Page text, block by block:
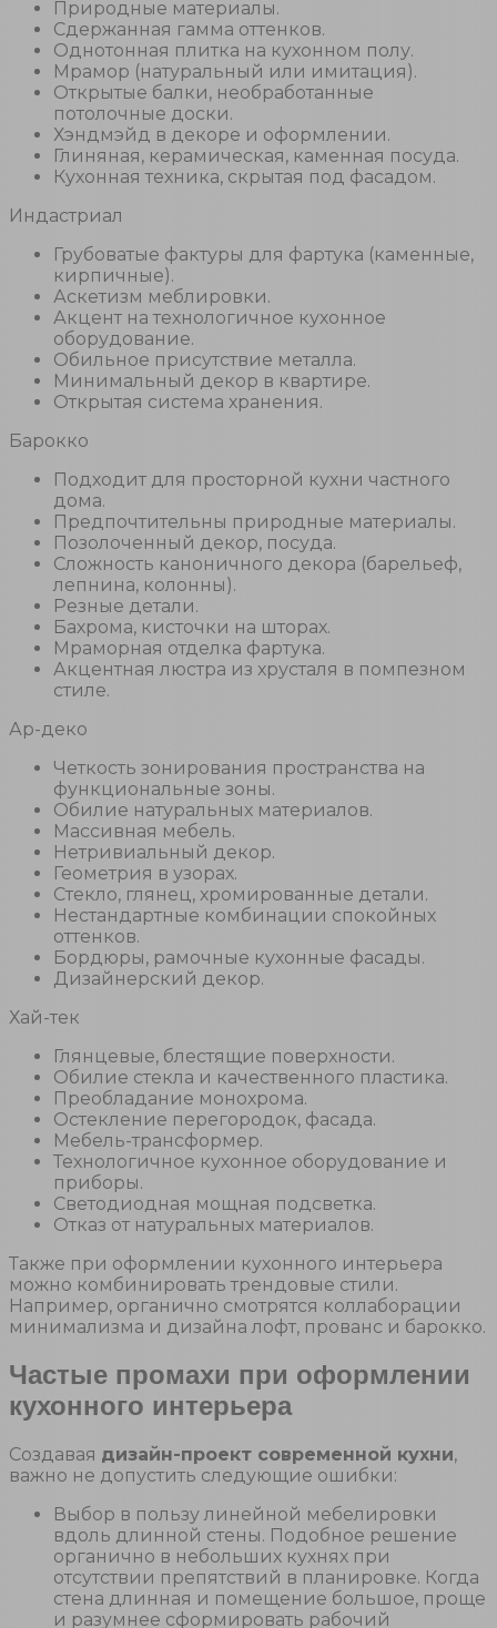
Природные материалы.
Сдержанная гамма оттенков.
Однотонная плитка на кухонном полу.
Мрамор (натуральный или имитация).
Открытые балки, необработанные
потолочные доски.
Хэндмэйд в декоре и оформлении.
Глиняная, керамическая, каменная посуда.
Кухонная техника, скрытая под фасадом.
Индастриал
Грубоватые фактуры для фартука (каменные,
кирпичные).
Аскетизм меблировки.
Акцент на технологичное кухонное
оборудование.
Обильное присутствие металла.
Минимальный декор в квартире.
Открытая система хранения.
Барокко
Подходит для просторной кухни частного
дома.
Предпочтительны природные материалы.
Позолоченный декор, посуда.
Сложность каноничного декора (барельеф,
лепнина, колонны).
Резные детали.
Бахрома, кисточки на шторах.
Мраморная отделка фартука.
Акцентная люстра из хрусталя в помпезном
стиле.
Ар-деко
Четкость зонирования пространства на
функциональные зоны.
Обилие натуральных материалов.
Массивная мебель.
Нетривиальный декор.
Геометрия в узорах.
Стекло, глянец, хромированные детали.
Нестандартные комбинации спокойных
оттенков.
Бордюры, рамочные кухонные фасады.
Дизайнерский декор.
Хай-тек
Глянцевые, блестящие поверхности.
Обилие стекла и качественного пластика.
Преобладание монохрома.
Остекление перегородок, фасада.
Мебель-трансформер.
Технологичное кухонное оборудование и
приборы.
Светодиодная мощная подсветка.
Отказ от натуральных материалов.
Также при оформлении кухонного интерьера
можно комбинировать трендовые стили.
Например, органично смотрятся коллаборации
минимализма и дизайна лофт, прованс и барокко.
Частые промахи при оформлении
кухонного интерьера
Создавая дизайн-проект современной кухни,
важно не допустить следующие ошибки:
Выбор в пользу линейной мебелировки
вдоль длинной стены. Подобное решение
органично в небольших кухнях при
отсутствии препятствий в планировке. Когда
стена длинная и помещение большое, проще
и разумнее сформировать рабочий